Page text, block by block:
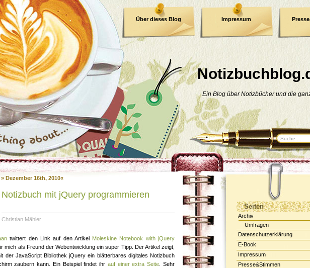
Ein Blog über Notizbücher und die
Über dieses Blog Impressum
Datenschutzerklärung
Dezember 16th, 2010«
Notizbuch mit jQuery programmieren
Christian Mähler
twittert den Link auf den Artikel Moleskine Notebook with jQuery
mich als Freund der Webentwicklung ein super Tipp. Der Artikel zeigt,
der JavaScript Bibliothek jQuery ein blätterbares digitales Notizbuch
zaubern kann. Ein Beispiel findet ihr auf einer extra Seite . Sehr
Seiten
Archiv
Umfragen
Datenschutzerklärung
E-Book
Impressum
Presse&Stimmen